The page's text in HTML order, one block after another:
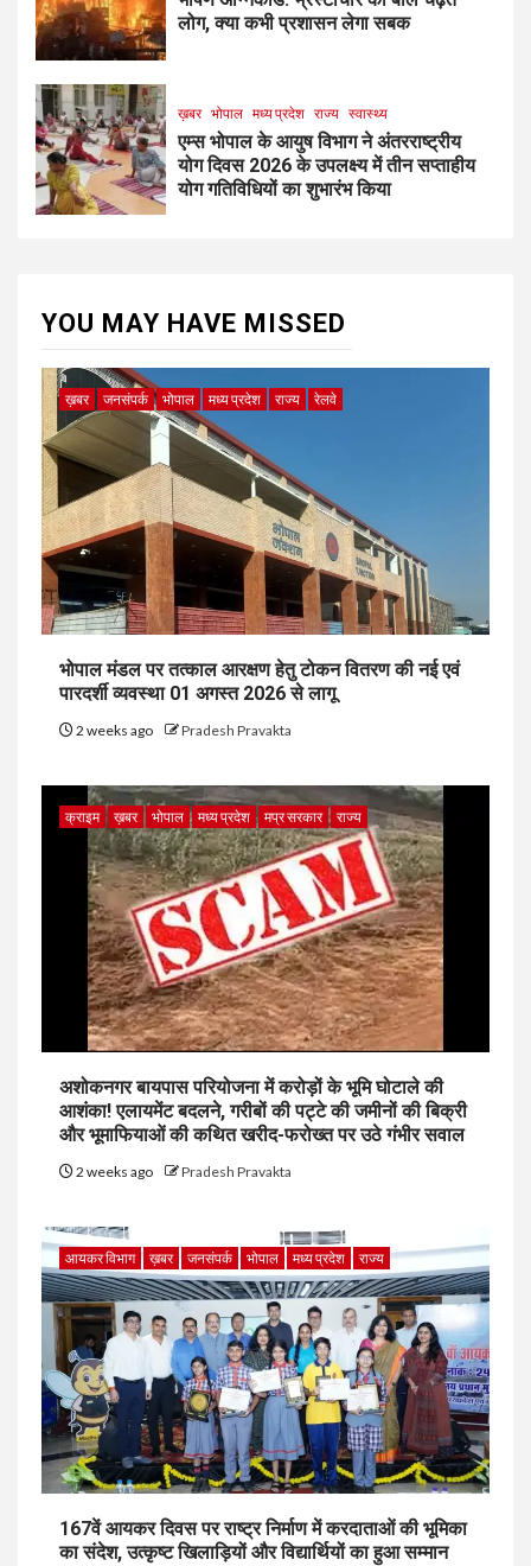
लोग, क्या कभी प्रशासन लेगा सबक
ख़बर भोपाल मध्य प्रदेश राज्य स्वास्थ्य
एम्स भोपाल के आयुष विभाग ने अंतरराष्ट्रीय
योग दिवस 2026 के उपलक्ष्य में तीन सप्ताहीय
योग गतिविधियों का शुभारंभ किया
YOU MAY HAVE MISSED
ख़बर जनसंपर्क भोपाल मध्य प्रदेश राज्य रेलवे
भोपाल मंडल पर तत्काल आरक्षण हेतु टोकन वितरण की नई एवं
पारदर्शी व्यवस्था 01 अगस्त 2026 से लागू
2 weeks ago Pradesh Pravakta
क्राइम ख़बर भोपाल मध्य प्रदेश मप्र सरकार राज्य
अशोकनगर बायपास परियोजना में करोड़ों के भूमि घोटाले की
आशंका! एलायमेंट बदलने, गरीबों की पट्टे की जमीनों की बिक्री
और भूमाफियाओं की कथित खरीद-फरोख्त पर उठे गंभीर सवाल
2 weeks ago Pradesh Pravakta
आयकर विभाग ख़बर जनसंपर्क भोपाल मध्य प्रदेश राज्य
167वें आयकर दिवस पर राष्ट्र निर्माण में करदाताओं की भूमिका
का संदेश, उत्कृष्ट खिलाड़ियों और विद्यार्थियों का हुआ सम्मान